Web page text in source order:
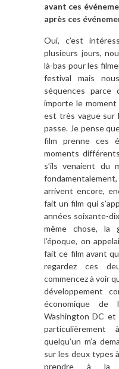
avant ces
après ces
Oui, c’est
plusieurs jours,
là-bas pour les
festival mais
séquences parce
importe le moment
est très vague sur
passe. Je pense
film prenne ces
moments
s’ils venaient du
arrivent encore,
fait un film qui
années soixante-
même chose, la
l’époque, on
fait ce film avant
regardez ces
commencez à voir
développement
économique de
Washington DC et
particulièrement
quelqu’un m’a
sur les deux types
prendre à la